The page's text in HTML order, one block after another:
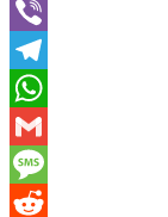
Twitter
Viber
Telegram
WhatsApp
Gmail
Message